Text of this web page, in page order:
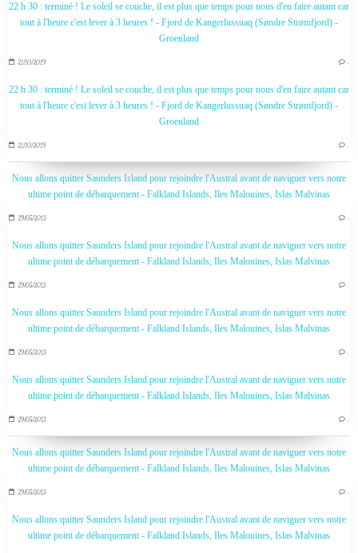
22 h 30 : terminé ! Le soleil se couche, il est plus que temps pour nous d'en faire autant car
tout à l'heure c'est lever à 3 heures ! - Fjord de Kangerlussuaq (Søndre Strømfjord) -
Groenland
21/10/2019 …
22 h 30 : terminé ! Le soleil se couche, il est plus que temps pour nous d'en faire autant car
tout à l'heure c'est lever à 3 heures ! - Fjord de Kangerlussuaq (Søndre Strømfjord) -
Groenland
21/10/2019 …
Nous allons quitter Saunders Island pour rejoindre l'Austral avant de naviguer vers notre
ultime point de débarquement - Falkland Islands, Iles Malouines, Islas Malvinas
29/05/2013 …
Nous allons quitter Saunders Island pour rejoindre l'Austral avant de naviguer vers notre
ultime point de débarquement - Falkland Islands, Iles Malouines, Islas Malvinas
29/05/2013 …
Nous allons quitter Saunders Island pour rejoindre l'Austral avant de naviguer vers notre
ultime point de débarquement - Falkland Islands, Iles Malouines, Islas Malvinas
29/05/2013 …
Nous allons quitter Saunders Island pour rejoindre l'Austral avant de naviguer vers notre
ultime point de débarquement - Falkland Islands, Iles Malouines, Islas Malvinas
29/05/2013 …
Nous allons quitter Saunders Island pour rejoindre l'Austral avant de naviguer vers notre
ultime point de débarquement - Falkland Islands, Iles Malouines, Islas Malvinas
29/05/2013 …
Nous allons quitter Saunders Island pour rejoindre l'Austral avant de naviguer vers notre
ultime point de débarquement - Falkland Islands, Iles Malouines, Islas Malvinas